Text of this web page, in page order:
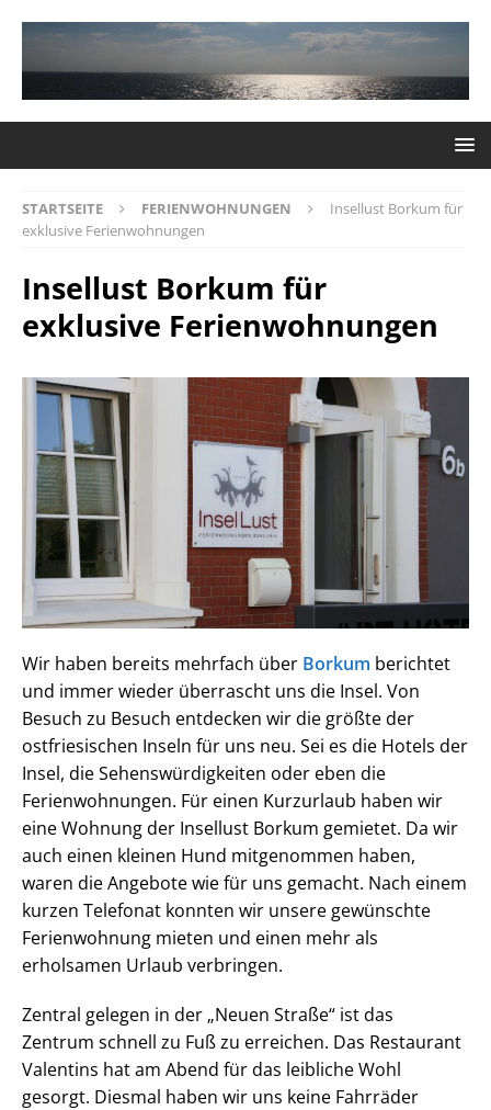
STARTSEITE FERIENWOHNUNGEN
Insellust Borkum für
exklusive Ferienwohnungen
Insellust Borkum für
exklusive Ferienwohnungen
Wir haben bereits mehrfach über Borkum berichtet
und immer wieder überrascht uns die Insel. Von
Besuch zu Besuch entdecken wir die größte der
ostfriesischen Inseln für uns neu. Sei es die Hotels der
Insel, die Sehenswürdigkeiten oder eben die
Ferienwohnungen. Für einen Kurzurlaub haben wir
eine Wohnung der Insellust Borkum gemietet. Da wir
auch einen kleinen Hund mitgenommen haben,
waren die Angebote wie für uns gemacht. Nach einem
kurzen Telefonat konnten wir unsere gewünschte
Ferienwohnung mieten und einen mehr als
erholsamen Urlaub verbringen.
Zentral gelegen in der „Neuen Straße“ ist das
Zentrum schnell zu Fuß zu erreichen. Das Restaurant
Valentins hat am Abend für das leibliche Wohl
gesorgt. Diesmal haben wir uns keine Fahrräder